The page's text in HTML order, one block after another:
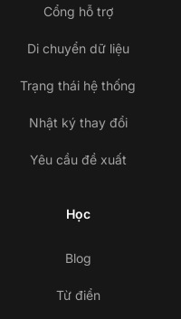
Cổng hỗ trợ
Di chuyển dữ liệu
Trạng thái hệ thống
Nhật ký thay đổi
Yêu cầu đề xuất
Học
Blog
Từ điển